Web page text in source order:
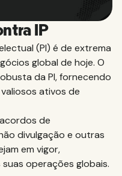
IP
(PI) é de extrema
global de hoje. O
da PI, fornecendo
ativos de
de
divulgação e outras
em vigor,
operações globais.